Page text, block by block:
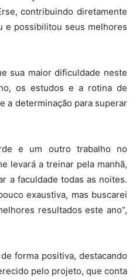
contribuindo diretamente
e possibilitou seus melhores
sua maior dificuldade neste
os estudos e a rotina de
a determinação para superar
e um outro trabalho no
levará a treinar pela manhã,
a faculdade todas as noites.
exaustiva, mas buscarei
resultados este ano”,
forma positiva, destacando
pelo projeto, que conta